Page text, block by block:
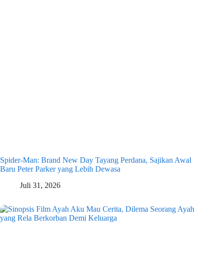
Spider-Man: Brand New Day Tayang Perdana, Sajikan Awal
Baru Peter Parker yang Lebih Dewasa
Juli 31, 2026